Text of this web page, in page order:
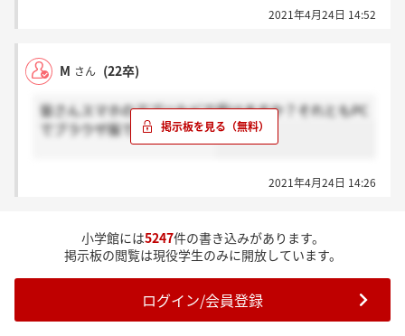
い。?使えるお金は無制限で、３日間自由な時間があ
ださい。お題：10年後の自分
ちなみに、全部埋める必要はないといわれたと時間が
あまりなかったので私は４問程度しか埋められていま
せん。
で32人はさすがに少なすぎるといわれたのでもっとい
人くらい残ってたとお聞きしました
2021年4月24日 14:52
M さん (22卒)
皆さんスマホのアプリなどで受けますか？それともPC
でブラウザ版で受けますか？
2021年4月24日 14:26
小学館には5247件の書き込みがあります。
掲示板の閲覧は現役学生のみに開放しています。
ログイン/会員登録